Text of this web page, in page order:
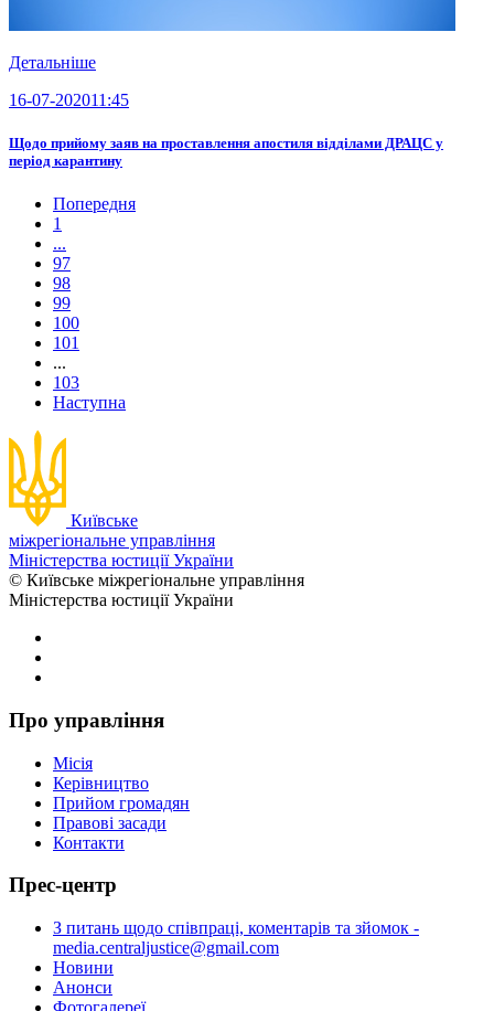
Детальніше
16-07-202011:45
Щодо прийому заяв на проставлення апостиля відділами ДРАЦС у
період карантину
Попередня
1
...
97
98
99
100
101
...
103
Наступна
Київське
міжрегіональне управління
Міністерства юстиції України
© Київське міжрегіональне управління
Міністерства юстиції України
Про управління
Місія
Керівництво
Прийом громадян
Правові засади
Контакти
Прес-центр
З питань щодо співпраці, коментарів та зйомок -
media.centraljustice@gmail.com
Новини
Анонси
Фотогалереї